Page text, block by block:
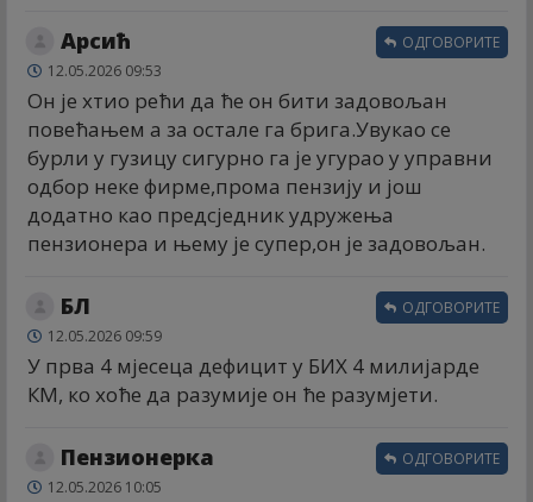
Арсић
12.05.2026 09:53
Он је хтио рећи да ће он бити задовољан
повећањем а за остале га брига.Увукао се
бурли у гузицу сигурно га је угурао у управни
одбор неке фирме,прома пензију и још
додатно као предсједник удружења
пензионера и њему је супер,он је задовољан.
ОДГОВОРИТЕ
БЛ
12.05.2026 09:59
У прва 4 мјесеца дефицит у БИХ 4 милијарде
КМ, ко хоће да разумије он ће разумјети.
ОДГОВОРИТЕ
Пензионерка
12.05.2026 10:05
ОДГОВОРИТЕ